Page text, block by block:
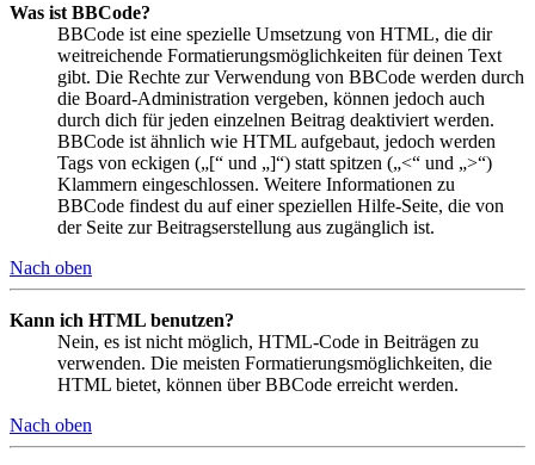
Was ist BBCode?
BBCode ist eine spezielle Umsetzung von HTML, die dir
weitreichende Formatierungsmöglichkeiten für deinen Text
gibt. Die Rechte zur Verwendung von BBCode werden durch
die Board-Administration vergeben, können jedoch auch
durch dich für jeden einzelnen Beitrag deaktiviert werden.
BBCode ist ähnlich wie HTML aufgebaut, jedoch werden
Tags von eckigen („[“ und „]“) statt spitzen („<“ und „>“)
Klammern eingeschlossen. Weitere Informationen zu
BBCode findest du auf einer speziellen Hilfe-Seite, die von
der Seite zur Beitragserstellung aus zugänglich ist.
Nach oben
Kann ich HTML benutzen?
Nein, es ist nicht möglich, HTML-Code in Beiträgen zu
verwenden. Die meisten Formatierungsmöglichkeiten, die
HTML bietet, können über BBCode erreicht werden.
Nach oben